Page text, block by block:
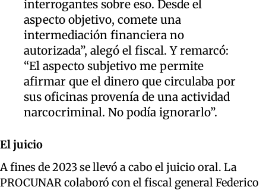
interrogantes sobre eso. Desde el
aspecto objetivo, comete una
intermediación financiera no
autorizada”, alegó el fiscal. Y remarcó:
“El aspecto subjetivo me permite
afirmar que el dinero que circulaba por
sus oficinas provenía de una actividad
narcocriminal. No podía ignorarlo”.
El juicio
A fines de 2023 se llevó a cabo el juicio oral. La
PROCUNAR colaboró con el fiscal general Federico